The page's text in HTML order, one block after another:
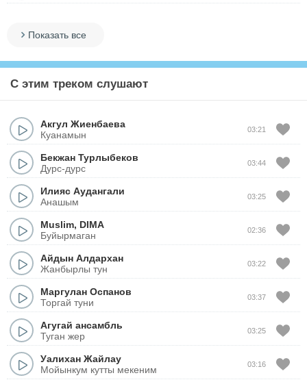
Показать все
С этим треком слушают
Акгул Жиенбаева
Куанамын
03:21
Бекжан Турлыбеков
Дурс-дурс
03:44
Илияс Аудангали
Анашым
03:25
Muslim, DIMA
Буйырмаган
02:36
Айдын Алдархан
Жанбырлы тун
03:22
Маргулан Оспанов
Торгай туни
03:37
Агугай ансамбль
Туган жер
03:25
Уалихан Жайлау
Мойынкум кутты мекеним
03:16